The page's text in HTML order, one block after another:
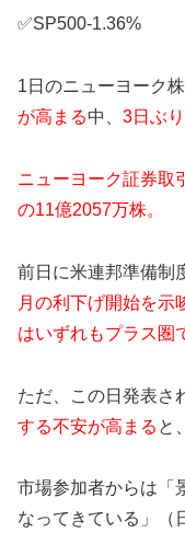
✅SP500-1.36%
1日のニューヨーク株
が高まる中、 3日ぶ
ニューヨーク証券取
の11億2057万株。
前日に米連邦準備制
月の利下げ開始を示
はいずれもプラス圏
ただ、この日発表さ
する不安が高まる と、
市場参加者からは「
なってきている」（